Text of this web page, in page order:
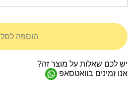
הוספה לסל
יש לכם שאלות על מוצר זה?
אנו זמינים בוואטסאפ